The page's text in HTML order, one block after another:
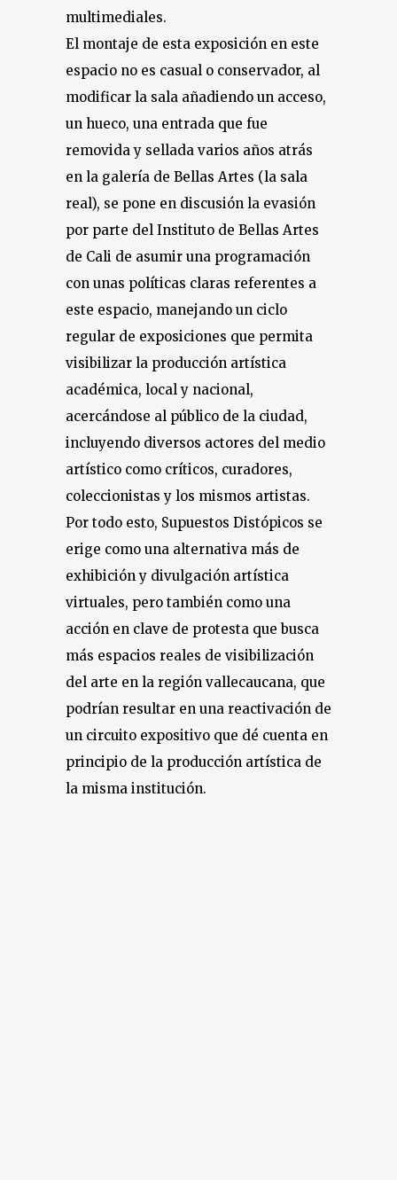
multimediales.
El montaje de esta exposición en este
espacio no es casual o conservador, al
modificar la sala añadiendo un acceso,
un hueco, una entrada que fue
removida y sellada varios años atrás
en la galería de Bellas Artes (la sala
real), se pone en discusión la evasión
por parte del Instituto de Bellas Artes
de Cali de asumir una programación
con unas políticas claras referentes a
este espacio, manejando un ciclo
regular de exposiciones que permita
visibilizar la producción artística
académica, local y nacional,
acercándose al público de la ciudad,
incluyendo diversos actores del medio
artístico como críticos, curadores,
coleccionistas y los mismos artistas.
Por todo esto, Supuestos Distópicos se
erige como una alternativa más de
exhibición y divulgación artística
virtuales, pero también como una
acción en clave de protesta que busca
más espacios reales de visibilización
del arte en la región vallecaucana, que
podrían resultar en una reactivación de
un circuito expositivo que dé cuenta en
principio de la producción artística de
la misma institución.